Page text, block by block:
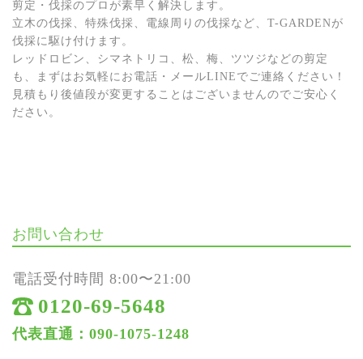
剪定・伐採のプロが素早く解決します。
立木の伐採、特殊伐採、電線周りの伐採など、T-GARDENが
伐採に駆け付けます。
レッドロビン、シマネトリコ、松、梅、ツツジなどの剪定
も、まずはお気軽にお電話・メールLINEでご連絡ください！
見積もり後値段が変更することはございませんのでご安心く
ださい。
お問い合わせ
電話受付時間 8:00〜21:00
0120-69-5648
代表直通：090-1075-1248